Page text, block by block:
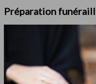
Préparation